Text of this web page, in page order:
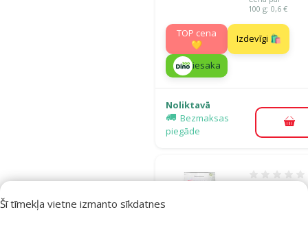
Šī tīmekļa vietne izmanto sīkdatnes
100 g: 0,6 €
TOP cena
💛
Izdevīgi 🛍️
iesaka
Noliktavā
Bezmaksas
piegāde
Barība
Atsauksmes